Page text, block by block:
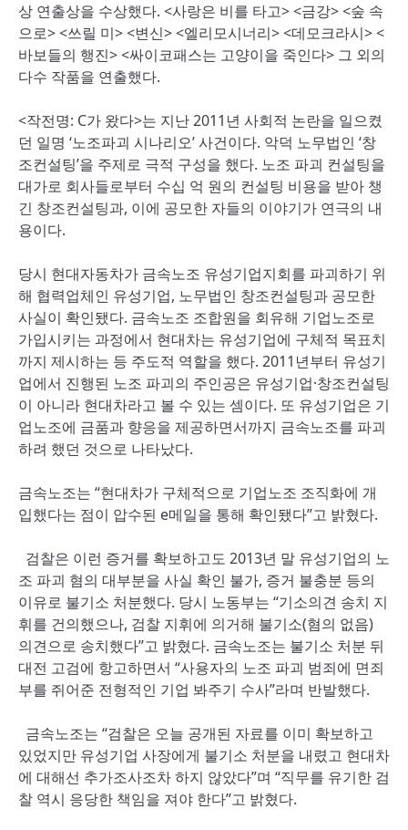
상 연출상을 수상했다. <사랑은 비를 타고> <금강> <숲 속
으로> <쓰릴 미> <변신> <엘리모시너리> <데모크라시> <
바보들의 행진> <싸이코패스는 고양이을 죽인다> 그 외의
다수 작품을 연출했다.
<작전명: C가 왔다>는 지난 2011년 사회적 논란을 일으켰
던 일명 ‘노조파괴 시나리오’ 사건이다. 악덕 노무법인 ‘창
조컨설팅’을 주제로 극적 구성을 했다. 노조 파괴 컨설팅을
대가로 회사들로부터 수십 억 원의 컨설팅 비용을 받아 챙
긴 창조컨설팅과, 이에 공모한 자들의 이야기가 연극의 내
용이다.
당시 현대자동차가 금속노조 유성기업지회를 파괴하기 위
해 협력업체인 유성기업, 노무법인 창조컨설팅과 공모한
사실이 확인됐다. 금속노조 조합원을 회유해 기업노조로
가입시키는 과정에서 현대차는 유성기업에 구체적 목표치
까지 제시하는 등 주도적 역할을 했다. 2011년부터 유성기
업에서 진행된 노조 파괴의 주인공은 유성기업·창조컨설팅
이 아니라 현대차라고 볼 수 있는 셈이다. 또 유성기업은 기
업노조에 금품과 향응을 제공하면서까지 금속노조를 파괴
하려 했던 것으로 나타났다.
금속노조는 “현대차가 구체적으로 기업노조 조직화에 개
입했다는 점이 압수된 e메일을 통해 확인됐다”고 밝혔다.
검찰은 이런 증거를 확보하고도 2013년 말 유성기업의 노
조 파괴 혐의 대부분을 사실 확인 불가, 증거 불충분 등의
이유로 불기소 처분했다. 당시 노동부는 “기소의견 송치 지
휘를 건의했으나, 검찰 지휘에 의거해 불기소(혐의 없음)
의견으로 송치했다”고 밝혔다. 금속노조는 불기소 처분 뒤
대전 고검에 항고하면서 “사용자의 노조 파괴 범죄에 면죄
부를 쥐어준 전형적인 기업 봐주기 수사”라며 반발했다.
금속노조는 “검찰은 오늘 공개된 자료를 이미 확보하고
있었지만 유성기업 사장에게 불기소 처분을 내렸고 현대차
에 대해선 추가조사조차 하지 않았다”며 “직무를 유기한 검
찰 역시 응당한 책임을 져야 한다”고 밝혔다.